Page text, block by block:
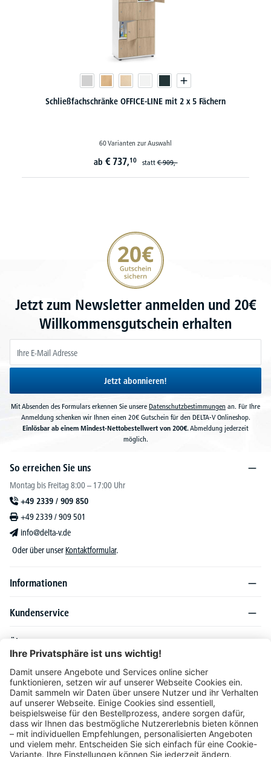
Schließfachschränke OFFICE-LINE mit 2 x 5 Fächern
60 Varianten zur Auswahl
ab € 737,10 statt€ 909,-
20€ Gutschein sichern
Jetzt zum Newsletter anmelden und 20€
Willkommensgutschein erhalten
Jetzt abonnieren!
Mit Absenden des Formulars erkennen Sie unsere Datenschutzbestimmungen an. Für Ihre
Anmeldung schenken wir Ihnen einen 20€ Gutschein für den DELTA-V Onlineshop.
Einlösbar ab einem Mindest-Nettobestellwert von 200€.Abmeldung jederzeit
möglich.
So erreichen Sie uns
Montag bis Freitag 8:00 – 17:00 Uhr
+49 2339 / 909 850
+49 2339 / 909 501
info@delta-v.de
Oder über unser Kontaktformular.
Informationen
Kundenservice
Über DELTA-V
Produktsortiment
Ratgeber
Folgen Sie uns auch auf